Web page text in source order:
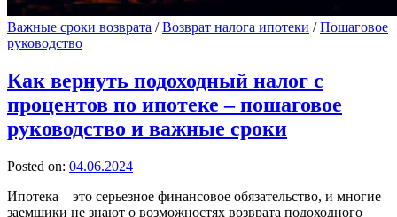
Важные сроки возврата /Возврат налога ипотеки /Пошаговое
руководство
Как вернуть подоходный налог с
процентов по ипотеке – пошаговое
руководство и важные сроки
Posted on: 04.06.2024
Ипотека – это серьезное финансовое обязательство, и многие
заемщики не знают о возможностях возврата подоходного